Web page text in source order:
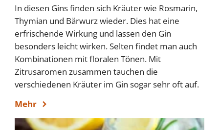
In diesen Gins finden sich Kräuter wie Rosmarin,
Thymian und Bärwurz wieder. Dies hat eine
erfrischende Wirkung und lassen den Gin
besonders leicht wirken. Selten findet man auch
Kombinationen mit floralen Tönen. Mit
Zitrusaromen zusammen tauchen die
verschiedenen Kräuter im Gin sogar sehr oft auf.
Mehr